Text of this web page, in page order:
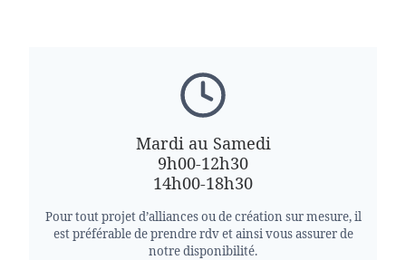
Mardi au Samedi
9h00-12h30
14h00-18h30
Pour tout projet d’alliances ou de création sur mesure, il
est préférable de prendre rdv et ainsi vous assurer de
notre disponibilité.